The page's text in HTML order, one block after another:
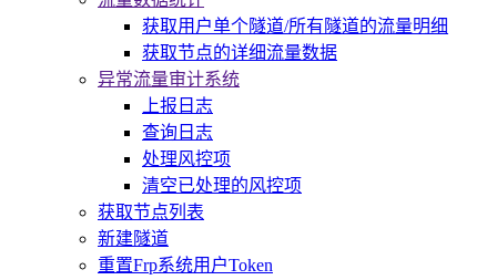
获取用户单个隧道/所有隧道的流量明细
获取节点的详细流量数据
异常流量审计系统
上报日志
查询日志
处理风控项
清空已处理的风控项
获取节点列表
新建隧道
重置Frp系统用户Token